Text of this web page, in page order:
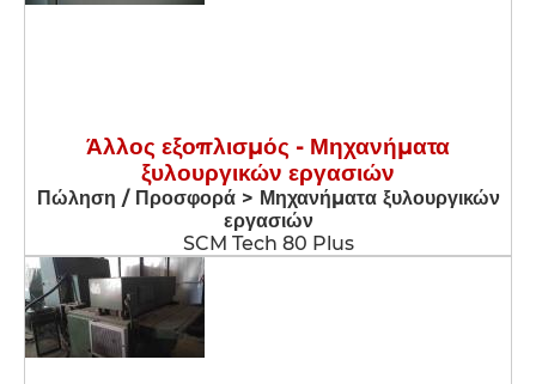
Άλλος εξοπλισμός - Μηχανήματα
ξυλουργικών εργασιών
Πώληση / Προσφορά > Μηχανήματα ξυλουργικών
εργασιών
SCM Tech 80 Plus